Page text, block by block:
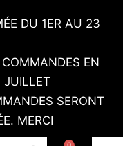
DU 1ER AU 23
EN
JUILLET
SERONT
MERCI
0